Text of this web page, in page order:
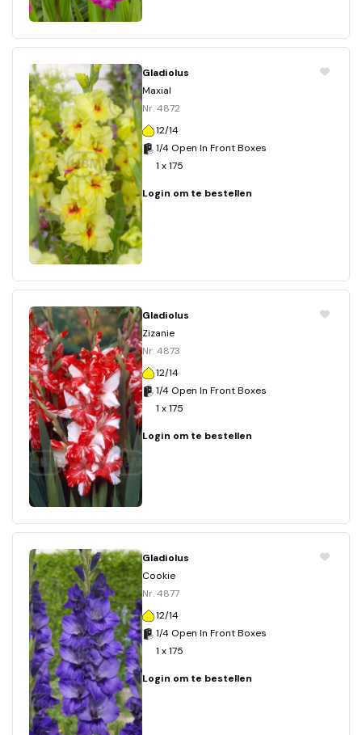
Gladiolus
Maxial
Nr. 4872
12/14
1/4 Open In Front Boxes
1 x 175
Login om te bestellen
Gladiolus
Zizanie
Nr. 4873
12/14
1/4 Open In Front Boxes
1 x 175
Login om te bestellen
Gladiolus
Cookie
Nr. 4877
12/14
1/4 Open In Front Boxes
1 x 175
Login om te bestellen